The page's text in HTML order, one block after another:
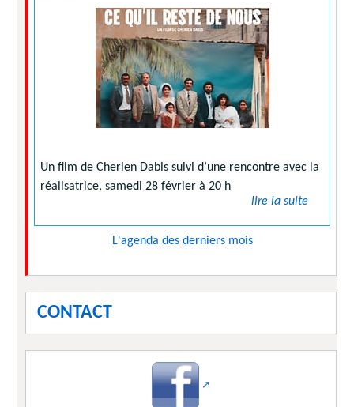
Un film de Cherien Dabis suivi d’une rencontre avec la
réalisatrice, samedi 28 février à 20 h
lire la suite
L'agenda des derniers mois
CONTACT